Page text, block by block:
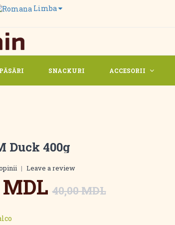
Limba
PĂSĂRI SNACKURI ACCESORII
Duck 400g
| Leave a review
40,00 MDL